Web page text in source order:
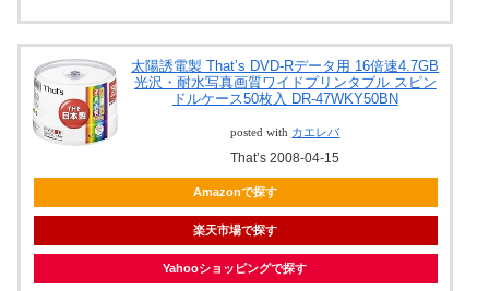
太陽誘電製 That’s DVD-Rデータ用 16倍速4.7GB
光沢・耐水写真画質ワイドプリンタブル スピン
ドルケース50枚入 DR-47WKY50BN
posted with カエレバ
That’s 2008-04-15
Amazonで探す
楽天市場で探す
Yahooショッピングで探す